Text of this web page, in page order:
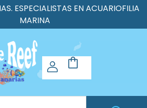
ESPECIALISTAS EN ACUARIOFILIA
MARINA